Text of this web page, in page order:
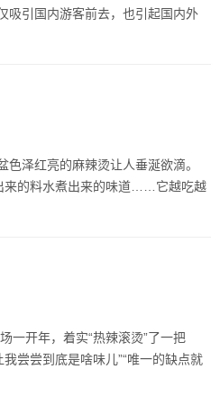
引国内游客前去，也引起国内外
泽红亮的麻辣烫让人垂涎欲滴。
来的料水煮出来的味道……它越吃越
一开年，着实“热辣滚烫”了一把
尝尝到底是啥味儿”“唯一的缺点就